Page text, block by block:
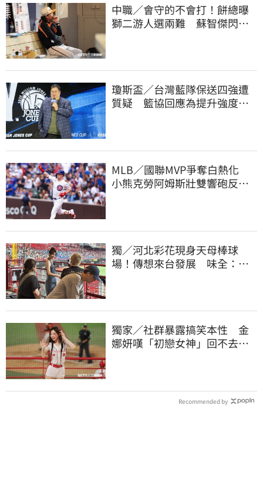
中職／會守的不會打！餅總曝
獅二游人選兩難 蘇智傑閃到
瓊斯盃／台灣藍隊保送四強遭
質疑 籃協回應為提升強度！
MLB／國聯MVP爭奪白熱化
小熊克勞阿姆斯壯雙響砲反超
獨／河北彩花現身天母棒球
場！傳想來台發展 味全：歡
獨家／社群暴露搞笑本性 金
娜妍嘆「初戀女神」回不去！
Recommended by